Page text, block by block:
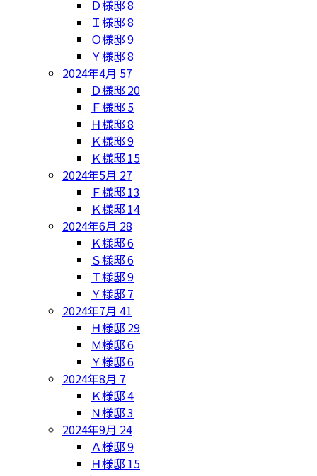
Ｄ様邸8
Ｉ様邸8
Ｏ様邸9
Ｙ様邸8
2024年4月 57
Ｄ様邸 20
Ｆ様邸 5
Ｈ様邸8
Ｋ様邸9
Ｋ様邸 15
2024年5月 27
Ｆ様邸 13
Ｋ様邸 14
2024年6月 28
Ｋ様邸6
Ｓ様邸6
Ｔ様邸9
Ｙ様邸 7
2024年7月 41
Ｈ様邸 29
Ｍ様邸6
Ｙ様邸6
2024年8月 7
Ｋ様邸4
Ｎ様邸3
2024年9月 24
Ａ様邸9
Ｈ様邸 15